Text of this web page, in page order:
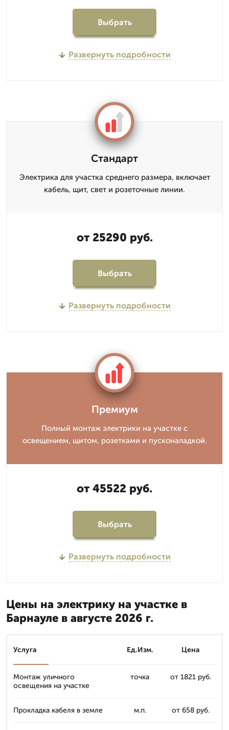
Выбрать
Развернуть подробности
Стандарт
Электрика для участка среднего размера, включает
кабель, щит, свет и розеточные линии.
от 25290 руб.
Выбрать
Развернуть подробности
Премиум
Полный монтаж электрики на участке с
освещением, щитом, розетками и пусконаладкой.
от 45522 руб.
Выбрать
Развернуть подробности
Цены на электрику на участке в
Барнауле в августе 2026 г.
Услуга Ед.Изм. Цена
Монтаж уличного
освещения на участке
точка от 1821 руб.
Прокладка кабеля в земле м.п. от 658 руб.